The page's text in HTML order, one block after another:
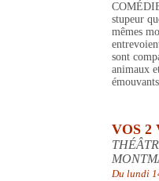
stupeur
mêmes
sont
animaux
VOS 2
Du lundi